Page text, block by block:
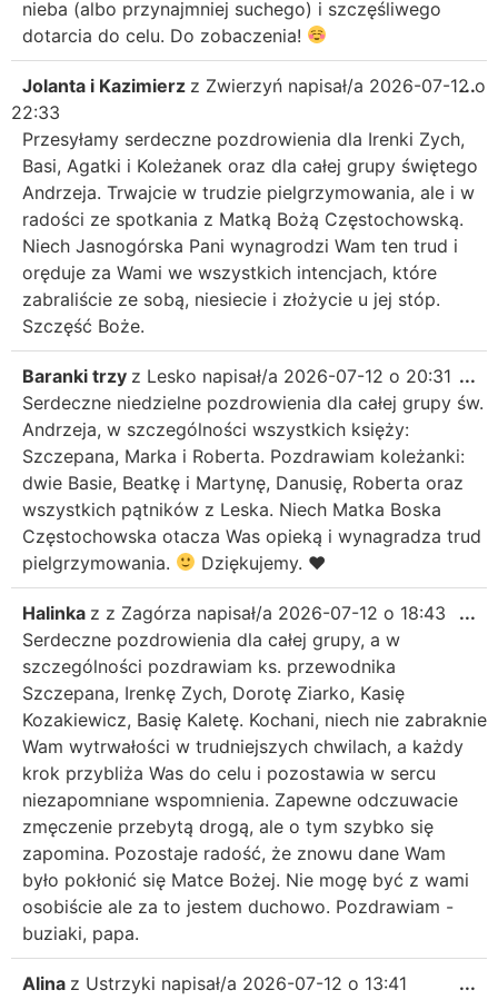
nieba (albo przynajmniej suchego) i szczęśliwego
dotarcia do celu. Do zobaczenia!
Jolanta i Kazimierz z Zwierzyń napisał/a 2026-07-12 o
22:33
Przesyłamy serdeczne pozdrowienia dla Irenki Zych,
Basi, Agatki i Koleżanek oraz dla całej grupy świętego
Andrzeja. Trwajcie w trudzie pielgrzymowania, ale i w
radości ze spotkania z Matką Bożą Częstochowską.
Niech Jasnogórska Pani wynagrodzi Wam ten trud i
oręduje za Wami we wszystkich intencjach, które
zabraliście ze sobą, niesiecie i złożycie u jej stóp.
Szczęść Boże.
...
Baranki trzy z Lesko napisał/a 2026-07-12 o 20:31
Serdeczne niedzielne pozdrowienia dla całej grupy św.
Andrzeja, w szczególności wszystkich księży:
Szczepana, Marka i Roberta. Pozdrawiam koleżanki:
dwie Basie, Beatkę i Martynę, Danusię, Roberta oraz
wszystkich pątników z Leska. Niech Matka Boska
Częstochowska otacza Was opieką i wynagradza trud
pielgrzymowania.
Dziękujemy. ♥️
...
Halinka z z Zagórza napisał/a 2026-07-12 o 18:43
Serdeczne pozdrowienia dla całej grupy, a w
szczególności pozdrawiam ks. przewodnika
Szczepana, Irenkę Zych, Dorotę Ziarko, Kasię
Kozakiewicz, Basię Kaletę. Kochani, niech nie zabraknie
Wam wytrwałości w trudniejszych chwilach, a każdy
krok przybliża Was do celu i pozostawia w sercu
niezapomniane wspomnienia. Zapewne odczuwacie
zmęczenie przebytą drogą, ale o tym szybko się
zapomina. Pozostaje radość, że znowu dane Wam
było pokłonić się Matce Bożej. Nie mogę być z wami
osobiście ale za to jestem duchowo. Pozdrawiam -
buziaki, papa.
...
Alina z Ustrzyki napisał/a 2026-07-12 o 13:41
...